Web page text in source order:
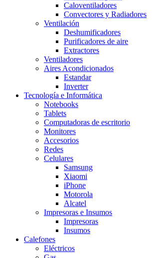
Caloventiladores
Convectores y Radiadores
Ventilación
Deshumificadores
Purificadores de aire
Extractores
Ventiladores
Aires Acondicionados
Estandar
Inverter
Tecnología e Informática
Notebooks
Tablets
Computadoras de escritorio
Monitores
Accesorios
Redes
Celulares
Samsung
Xiaomi
iPhone
Motorola
Alcatel
Impresoras e Insumos
Impresoras
Insumos
Calefones
Eléctricos